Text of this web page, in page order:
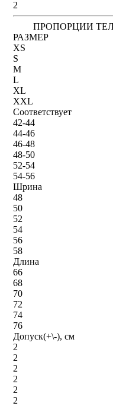
2
ПРОПОРЦИИ
РАЗМЕР
XS
S
M
L
XL
XXL
Соответствует
42-44
44-46
46-48
48-50
52-54
54-56
Шрина
48
50
52
54
56
58
Длина
66
68
70
72
74
76
Допуск(+\-), см
2
2
2
2
2
2